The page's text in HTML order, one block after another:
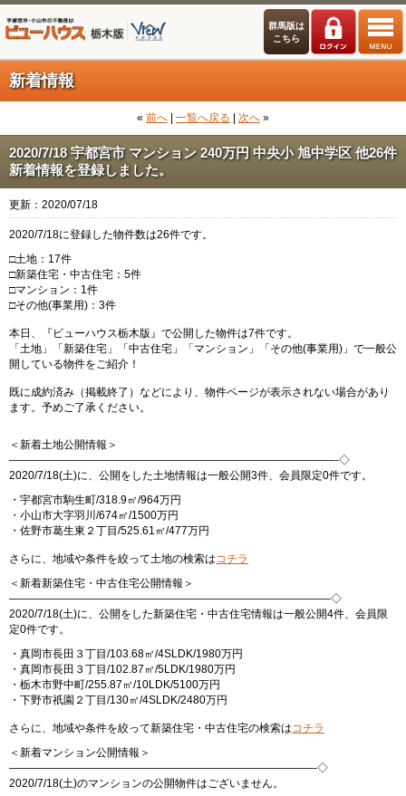
群馬版は
こちら
新着情報
« 前へ 一覧へ戻る 次へ »
2020/7/18 宇都宮市 マンション 240万円 中央小 旭中学区 他26件
新着情報を登録しました。
更新：2020/07/18
2020/7/18に登録した物件数は26件です。
□土地：17件
□新築住宅・中古住宅：5件
□マンション：1件
□その他(事業用)：3件
本日、『ビューハウス栃木版』で公開した物件は7件です。
「土地」「新築住宅」「中古住宅」「マンション」「その他(事業用)」で一般公
開している物件をご紹介！
既に成約済み（掲載終了）などにより、物件ページが表示されない場合があり
ます。予めご了承ください。
＜新着土地公開情報＞
——————————————————————————————-◇
2020/7/18(土)に、公開をした土地情報は一般公開3件、会員限定0件です。
・宇都宮市駒生町/318.9㎡/964万円
・小山市大字羽川/674㎡/1500万円
・佐野市葛生東２丁目/525.61㎡/477万円
さらに、地域や条件を絞って土地の検索はコチラ
＜新着新築住宅・中古住宅公開情報＞
—————————————————————————————–◇
2020/7/18(土)に、公開をした新築住宅・中古住宅情報は一般公開4件、会員限
定0件です。
・真岡市長田３丁目/103.68㎡/4SLDK/1980万円
・真岡市長田３丁目/102.87㎡/5LDK/1980万円
・栃木市野中町/255.87㎡/10LDK/5100万円
・下野市祇園２丁目/130㎡/4SLDK/2480万円
さらに、地域や条件を絞って新築住宅・中古住宅の検索はコチラ
＜新着マンション公開情報＞
————————————————————————————-◇
2020/7/18(土)のマンションの公開物件はございません。